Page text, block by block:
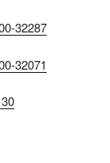
32287
32071